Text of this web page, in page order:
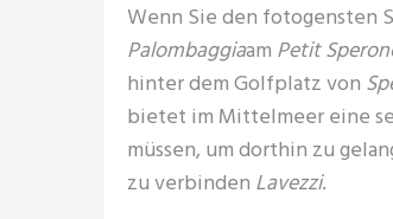
Wenn Sie den fotogensten
Palombaggiaam Petit
hinter dem Golfplatz von
bietet im Mittelmeer eine
müssen, um dorthin zu
zu verbinden Lavezzi.